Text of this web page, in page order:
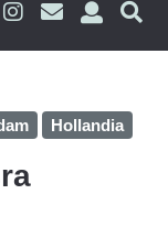
Hollandia